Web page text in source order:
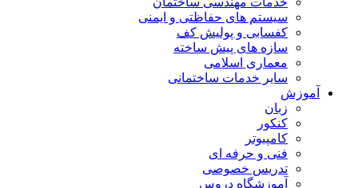
سیستم های حفاظتی و ایمنی
کفسابی و پولیش کف
سازه های پیش ساخته
معماری اسلامی
سایر خدمات ساختمانی
آموزش
زبان
کنکور
کامپیوتر
فنی و حرفه ای
تدریس خصوصی
آموزشگاه دروس